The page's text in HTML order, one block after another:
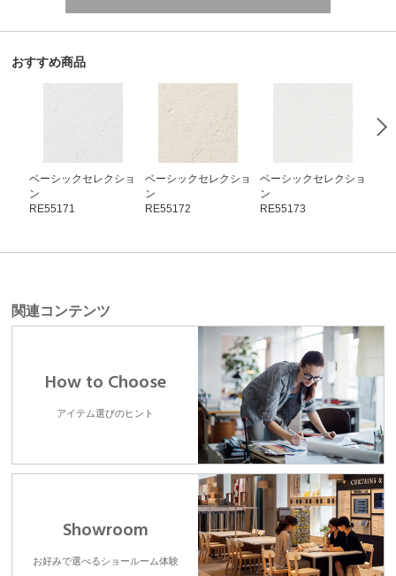
おすすめ商品
ベーシックセレクショ
ン
RE55171
ベーシックセレクショ
ン
RE55172
ベーシックセレクショ
ン
RE55173
関連コンテンツ
How to Choose
アイテム選びのヒント
Showroom
お好みで選べるショールーム体験